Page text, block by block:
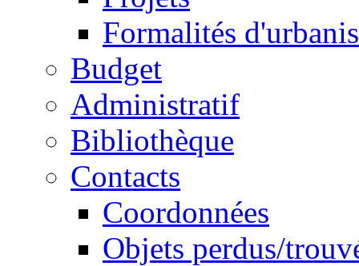
Formalités
Budget
Administratif
Bibliothèque
Contacts
Coordonnées
Objets perdus/